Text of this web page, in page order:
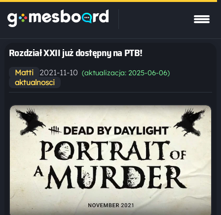
Rozdział XXII już dostępny na PTB!
Matti 2021-11-10 (aktualizacja: 2025-06-06)
aktualnosci